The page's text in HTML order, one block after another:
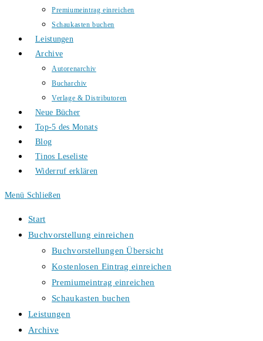
Premiumeintrag einreichen
Schaukasten buchen
Leistungen
Archive
Autorenarchiv
Bucharchiv
Verlage & Distributoren
Neue Bücher
Top-5 des Monats
Blog
Tinos Leseliste
Widerruf erklären
Menü Schließen
Start
Buchvorstellung einreichen
Buchvorstellungen Übersicht
Kostenlosen Eintrag einreichen
Premiumeintrag einreichen
Schaukasten buchen
Leistungen
Archive